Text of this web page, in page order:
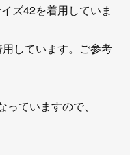
ズ42を着用していま
しています。ご参考
ていますので、